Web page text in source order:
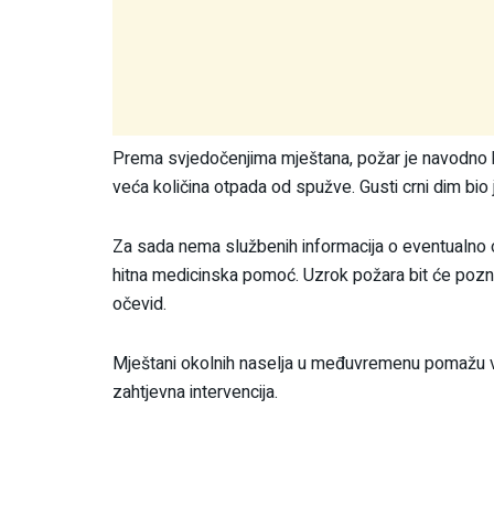
Prema svjedočenjima mještana, požar je
veća količina otpada od spužve. Gusti crni dim
Za sada nema službenih informacija o
hitna medicinska pomoć. Uzrok požara bit će
očevid.
Mještani okolnih naselja u međuvremenu
zahtjevna intervencija.